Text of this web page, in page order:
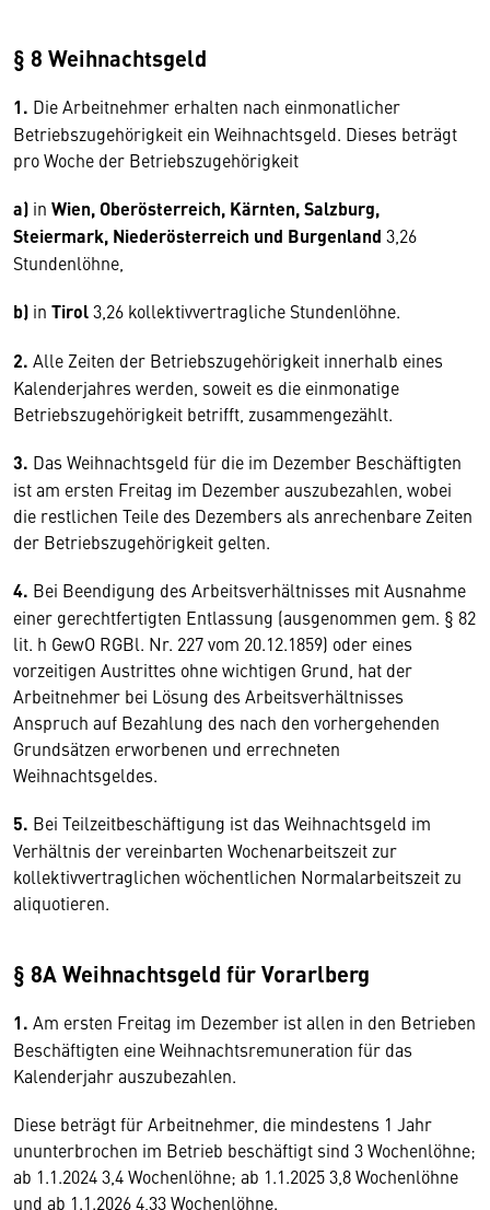
§ 8 Weihnachtsgeld
1. Die Arbeitnehmer erhalten nach einmonatlicher
Betriebszugehörigkeit ein Weihnachtsgeld. Dieses beträgt
pro Woche der Betriebszugehörigkeit
a) in Wien, Oberösterreich, Kärnten, Salzburg,
Steiermark, Niederösterreich und Burgenland 3,26
Stundenlöhne,
b) in Tirol3,26 kollektivvertragliche Stundenlöhne.
2. Alle Zeiten der Betriebszugehörigkeit innerhalb eines
Kalenderjahres werden, soweit es die einmonatige
Betriebszugehörigkeit betrifft, zusammengezählt.
3. Das Weihnachtsgeld für die im Dezember Beschäftigten
ist am ersten Freitag im Dezember auszubezahlen, wobei
die restlichen Teile des Dezembers als anrechenbare Zeiten
der Betriebszugehörigkeit gelten.
4. Bei Beendigung des Arbeitsverhältnisses mit Ausnahme
einer gerechtfertigten Entlassung (ausgenommen gem. § 82
lit. h GewO RGBl. Nr. 227 vom 20.12.1859) oder eines
vorzeitigen Austrittes ohne wichtigen Grund, hat der
Arbeitnehmer bei Lösung des Arbeitsverhältnisses
Anspruch auf Bezahlung des nach den vorhergehenden
Grundsätzen erworbenen und errechneten
Weihnachtsgeldes.
5. Bei Teilzeitbeschäftigung ist das Weihnachtsgeld im
Verhältnis der vereinbarten Wochenarbeitszeit zur
kollektivvertraglichen wöchentlichen Normalarbeitszeit zu
aliquotieren.
§ 8A Weihnachtsgeld für Vorarlberg
1. Am ersten Freitag im Dezember ist allen in den Betrieben
Beschäftigten eine Weihnachtsremuneration für das
Kalenderjahr auszubezahlen.
Diese beträgt für Arbeitnehmer, die mindestens 1 Jahr
ununterbrochen im Betrieb beschäftigt sind 3 Wochenlöhne;
ab 1.1.2024 3,4 Wochenlöhne; ab 1.1.2025 3,8 Wochenlöhne
und ab 1.1.2026 4,33 Wochenlöhne.